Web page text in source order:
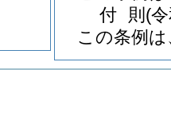
付 則 (
この条例